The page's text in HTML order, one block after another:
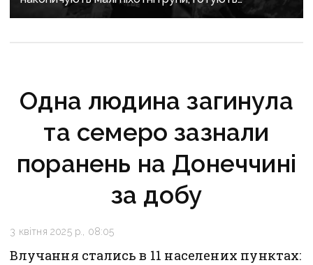
бронештурми та намагаються перерізати
Одна людина загинула
та семеро зазнали
поранень на Донеччині
за добу
3 квітня 2025 р., 08:05
Влучання стались в 11 населених пунктах: